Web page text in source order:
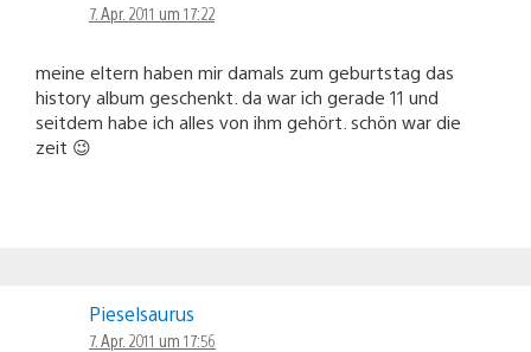
7. Apr. 2011 um 17:22
meine eltern haben mir damals zum geburtstag das
history album geschenkt. da war ich gerade 11 und
seitdem habe ich alles von ihm gehört. schön war die
zeit 😉
Pieselsaurus
7. Apr. 2011 um 17:56